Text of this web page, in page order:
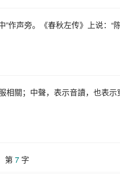
”作声旁。《春秋左传》上说：
相關；中聲，表示音讀，也表
第 7 字